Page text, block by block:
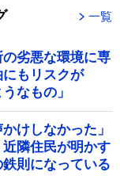
一覧
劣悪な環境に専
にもリスクが
なもの」
けしなかった」
隣住民が明かす
鉄則になっている